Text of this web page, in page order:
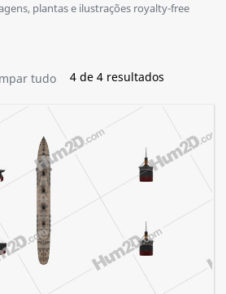
plantas e ilustrações royalty-free
tudo 4 de 4 resultados